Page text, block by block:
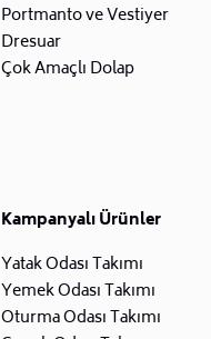
Portmanto ve Vestiyer
Dresuar
Çok Amaçlı Dolap
Kampanyalı Ürünler
Yatak Odası Takımı
Yemek Odası Takımı
Oturma Odası Takımı